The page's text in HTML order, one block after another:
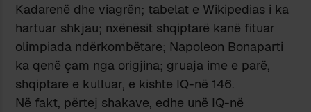
Kadarenë dhe viagrën; tabelat e Wikipedias i ka
hartuar shkjau; nxënësit shqiptarë kanë fituar
olimpiada ndërkombëtare; Napoleon Bonaparti
ka qenë çam nga origjina; gruaja ime e parë,
shqiptare e kulluar, e kishte IQ-në 146.
Në fakt, përtej shakave, edhe unë IQ-në